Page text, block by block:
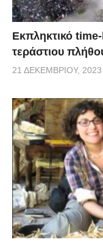
Εκπληκτικό time-
τεράστιου
21 ΔΕΚΕΜΒΡΊΟΥ, 2023